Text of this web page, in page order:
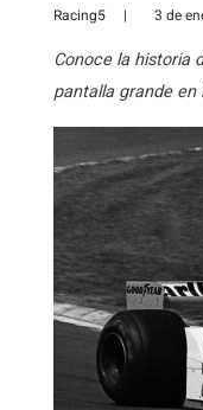
Racing5 | 3 de
Conoce la historia
pantalla grande en